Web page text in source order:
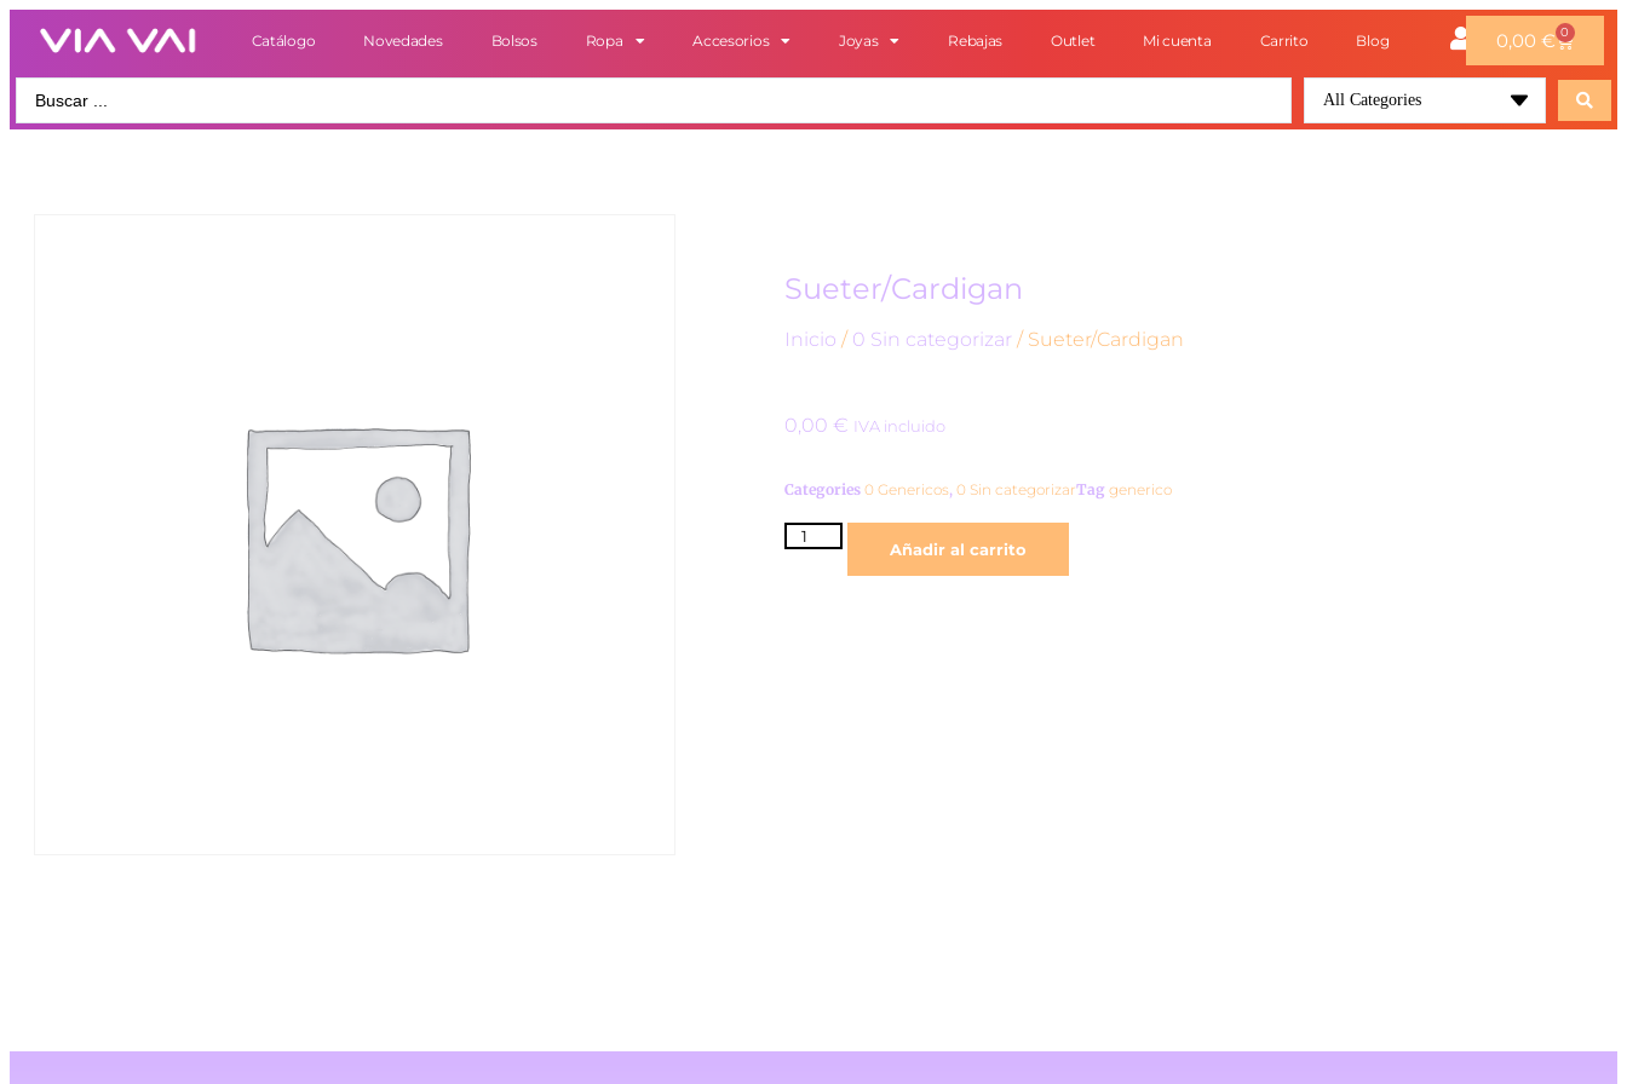
Catálogo Novedades Bolsos Ropa Accesorios Joyas Rebajas Outlet Mi cuenta Carrito Blog 0,00 € 0
All Categories
Sueter/Cardigan
Inicio / 0 Sin categorizar / Sueter/Cardigan
0,00 € IVA incluido
Categories 0 Genericos, 0 Sin categorizarTag generico
Añadir al carrito